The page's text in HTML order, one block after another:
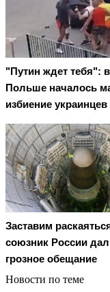
"Путин ждет тебя": в
Польше началось
избиение украинцев
Заставим
союзник России дал
грозное обещание
Новости по теме